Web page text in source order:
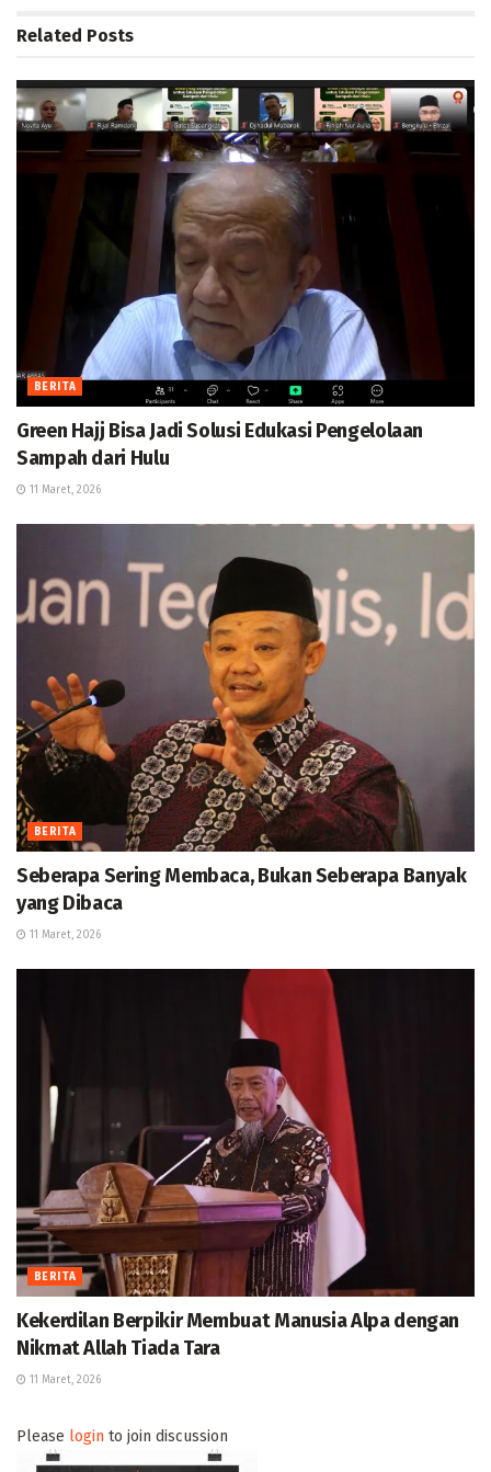
Related Posts
BERITA
Green Hajj Bisa Jadi Solusi Edukasi Pengelolaan
Sampah dari Hulu
11 Maret, 2026
BERITA
Seberapa Sering Membaca, Bukan Seberapa Banyak
yang Dibaca
11 Maret, 2026
BERITA
Kekerdilan Berpikir Membuat Manusia Alpa dengan
Nikmat Allah Tiada Tara
11 Maret, 2026
Please login to join discussion